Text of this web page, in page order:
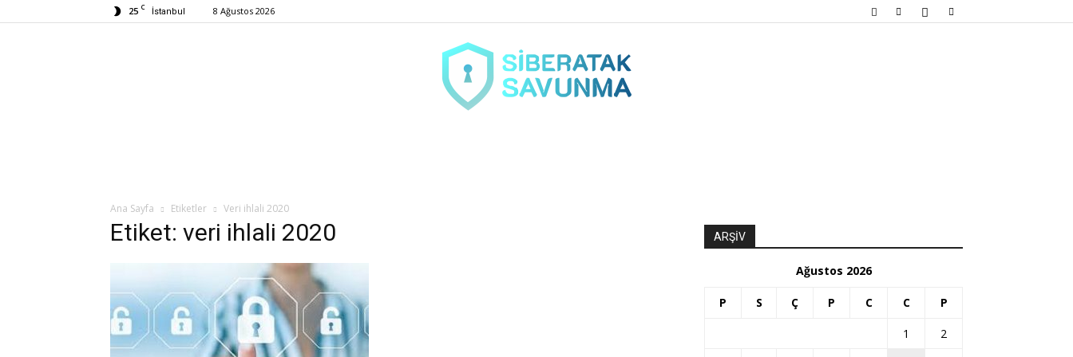
25 C İstanbul 8 Ağustos 2026
Ana Sayfa Etiketler Veri ihlali 2020
Etiket: veri ihlali 2020 ARŞİV
Ağustos 2026
P S Ç P C C P
1
2